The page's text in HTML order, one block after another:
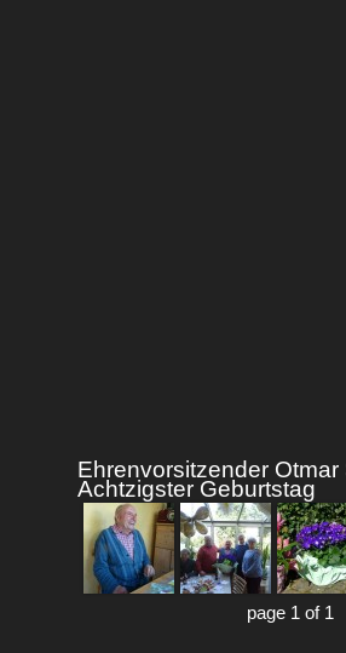
Ehrenvorsitzender Otmar
Achtzigster Geburtstag
page 1 of 1